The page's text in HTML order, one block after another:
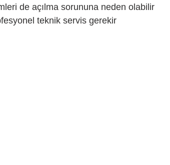
de açılma sorununa neden olabilir
teknik servis gerekir